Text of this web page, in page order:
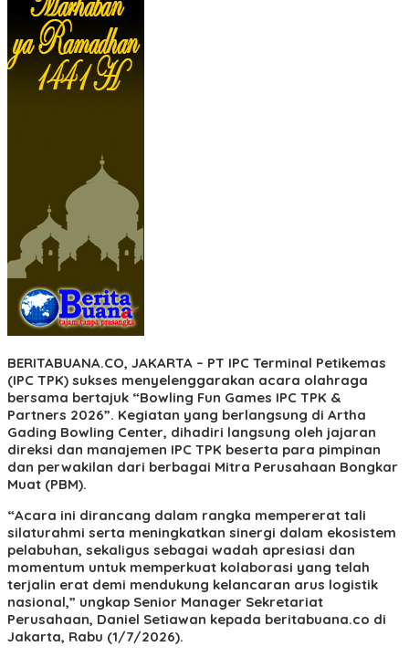
BERITABUANA.CO, JAKARTA – PT IPC Terminal Petikemas
(IPC TPK) sukses menyelenggarakan acara olahraga
bersama bertajuk “Bowling Fun Games IPC TPK &
Partners 2026”. Kegiatan yang berlangsung di Artha
Gading Bowling Center, dihadiri langsung oleh jajaran
direksi dan manajemen IPC TPK beserta para pimpinan
dan perwakilan dari berbagai Mitra Perusahaan Bongkar
Muat (PBM).
“Acara ini dirancang dalam rangka mempererat tali
silaturahmi serta meningkatkan sinergi dalam ekosistem
pelabuhan, sekaligus sebagai wadah apresiasi dan
momentum untuk memperkuat kolaborasi yang telah
terjalin erat demi mendukung kelancaran arus logistik
nasional,” ungkap Senior Manager Sekretariat
Perusahaan, Daniel Setiawan kepada beritabuana.co di
Jakarta, Rabu (1/7/2026).